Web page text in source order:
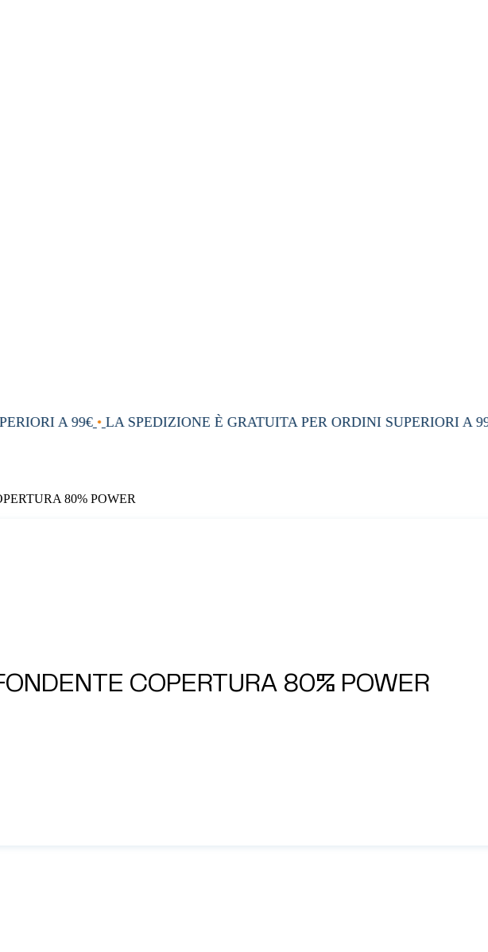
A 99€ • LA SPEDIZIONE È GRATUITA PER ORDINI SUPERIORI A 99€
80% POWER
COPERTURA 80% POWER